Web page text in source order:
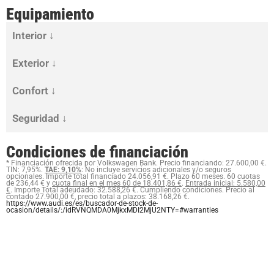
Equipamiento
Interior ↓
Exterior ↓
Confort ↓
Seguridad ↓
Condiciones de financiación
* Financiación ofrecida por Volkswagen Bank. Precio financiando: 27.600,00 €.
TIN: 7,95%. TAE: 9,10%: No incluye servicios adicionales y/o seguros
opcionales. Importe total financiado 24.056,91 €. Plazo 60 meses. 60 cuotas
de 236,44 € y cuota final en el mes 60 de 18.401,86 €. Entrada inicial: 5.580,00
€. Importe Total adeudado: 32.588,26 €. Cumpliendo condiciones. Precio al
contado 27.900,00 €, precio total a plazos: 38.168,26 €.
https://www.audi.es/es/buscador-de-stock-de-
ocasion/details/:/idRVNQMDA0MjkxMDI2MjU2NTY=#warranties